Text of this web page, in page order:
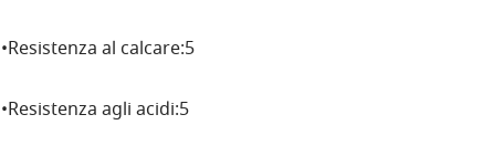
•Resistenza al calcare:5
•Resistenza agli acidi:5